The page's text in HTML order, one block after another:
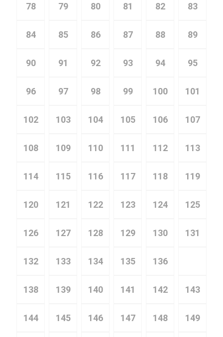
78 79 80 81 82 83
84 85 86 87 88 89
90 91 92 93 94 95
96 97 98 99 100 101
102 103 104 105 106 107
108 109 110 111 112 113
114 115 116 117 118 119
120 121 122 123 124 125
126 127 128 129 130 131
132 133 134 135 136
138 139 140 141 142 143
144 145 146 147 148 149